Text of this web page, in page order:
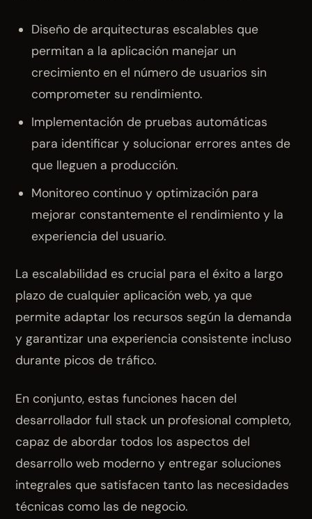
Diseño de arquitecturas escalables que
permitan a la aplicación manejar un
crecimiento en el número de usuarios sin
comprometer su rendimiento.
Implementación de pruebas automáticas
para identificar y solucionar errores antes de
que lleguen a producción.
Monitoreo continuo y optimización para
mejorar constantemente el rendimiento y la
experiencia del usuario.
La escalabilidad es crucial para el éxito a largo
plazo de cualquier aplicación web, ya que
permite adaptar los recursos según la demanda
y garantizar una experiencia consistente incluso
durante picos de tráfico.
En conjunto, estas funciones hacen del
desarrollador full stack un profesional completo,
capaz de abordar todos los aspectos del
desarrollo web moderno y entregar soluciones
integrales que satisfacen tanto las necesidades
técnicas como las de negocio.